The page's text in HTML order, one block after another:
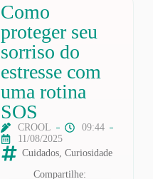
Como
proteger seu
sorriso do
estresse com
uma rotina
SOS
CROOL
09:44
11/08/2025
Cuidados, Curiosidade
Compartilhe: